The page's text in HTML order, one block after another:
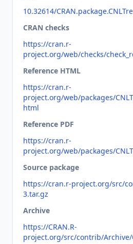
10.32614/
CRAN checks
https://cran.r-
project.org/web/checks/
Reference HTML
https://cran.r-
project.org/web/packages/
html
Reference PDF
https://cran.r-
project.org/web/packages/
Source package
https://cran.r-project.org/src/
3.tar.gz
Archive
https://CRAN.R-
project.org/src/contrib/Archive/